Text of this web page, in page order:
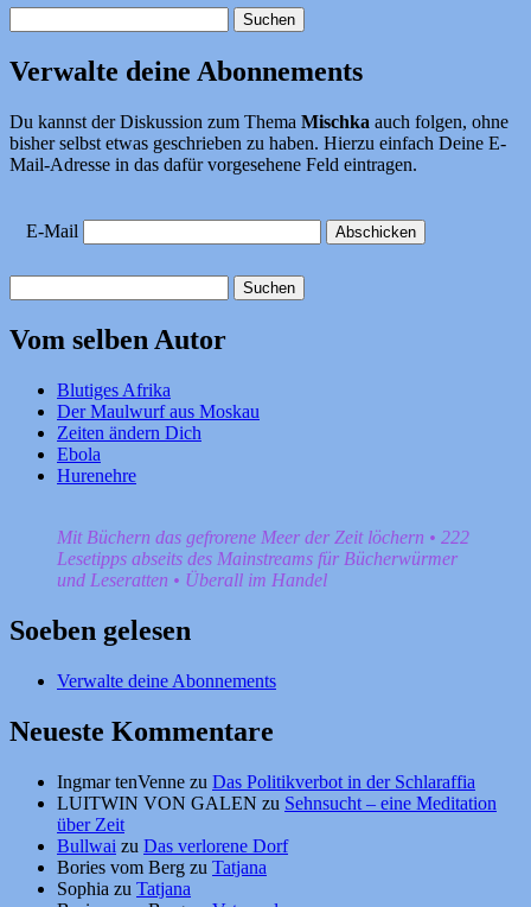
nach:
Verwalte deine Abonnements
Du kannst der Diskussion zum Thema Mischka auch folgen, ohne
bisher selbst etwas geschrieben zu haben. Hierzu einfach Deine E-
Mail-Adresse in das dafür vorgesehene Feld eintragen.
E-Mail
nach:
Vom selben Autor
Blutiges Afrika
Der Maulwurf aus Moskau
Zeiten ändern Dich
Ebola
Hurenehre
Mit Büchern das gefrorene Meer der Zeit löchern • 222
Lesetipps abseits des Mainstreams für Bücherwürmer
und Leseratten • Überall im Handel
Soeben gelesen
Verwalte deine Abonnements
Neueste Kommentare
Ingmar tenVenne zu Das Politikverbot in der Schlaraffia
LUITWIN VON GALEN zu Sehnsucht – eine Meditation
über Zeit
Bullwai zu Das verlorene Dorf
Bories vom Berg zu Tatjana
Sophia zu Tatjana